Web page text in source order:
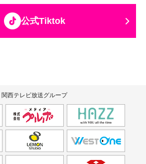
公式Tiktok
関西テレビ放送グループ